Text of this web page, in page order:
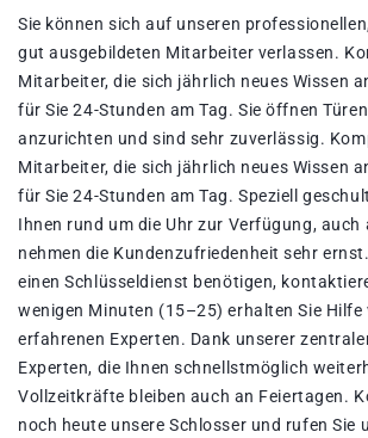
Sie können sich auf unseren
gut ausgebildeten Mitarbeiter verlassen.
Mitarbeiter, die sich jährlich neues Wissen
für Sie 24-Stunden am Tag. Sie öffnen
anzurichten und sind sehr zuverlässig.
Mitarbeiter, die sich jährlich neues Wissen
für Sie 24-Stunden am Tag. Speziell
Ihnen rund um die Uhr zur Verfügung, auch
nehmen die Kundenzufriedenheit sehr
einen Schlüsseldienst benötigen,
wenigen Minuten (15–25) erhalten Sie Hilfe
erfahrenen Experten. Dank unserer
Experten, die Ihnen schnellstmöglich
Vollzeitkräfte bleiben auch an Feiertagen.
noch heute unsere Schlosser und rufen Sie